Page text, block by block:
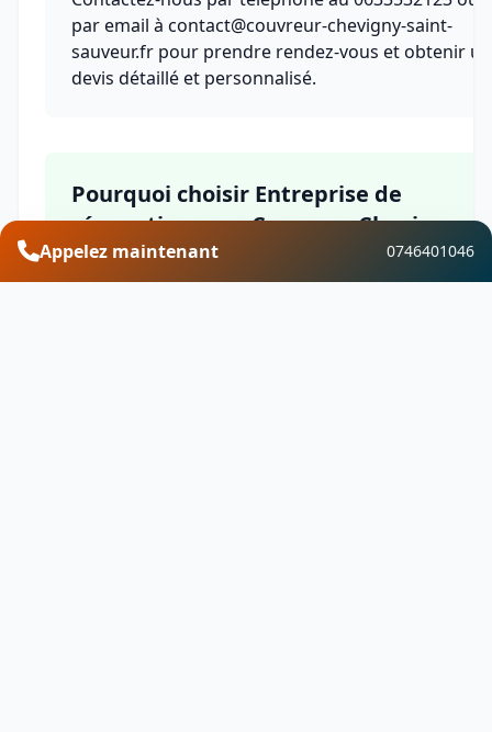
par email à contact@couvreur-chevigny-saint-
sauveur.fr pour prendre rendez-vous et obtenir un
devis détaillé et personnalisé.
Pourquoi choisir Entreprise de
rénovation avec Couvreur Chevigny-
Saint-Sauveur
Appelez maintenant 0746401046